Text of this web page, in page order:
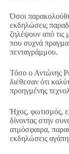
Όσοι
εκδηλώσεις
ζηλέψουν από τις
που συχνά
πενταγράμμου.
Τόσο ο Αντώνης
διέθεσαν ότι
προηγμένης
Ήχος, φωτισμός,
δίνοντας στην
ατμόσφαιρα,
εκδηλώσεις